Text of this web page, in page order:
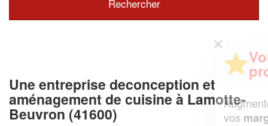
Une entreprise deconception et
aménagement de cuisine à Lamotte-
Beuvron (41600)
Augmentez votrechiffre d'affaireset
vosmarges
tout en gagnant de